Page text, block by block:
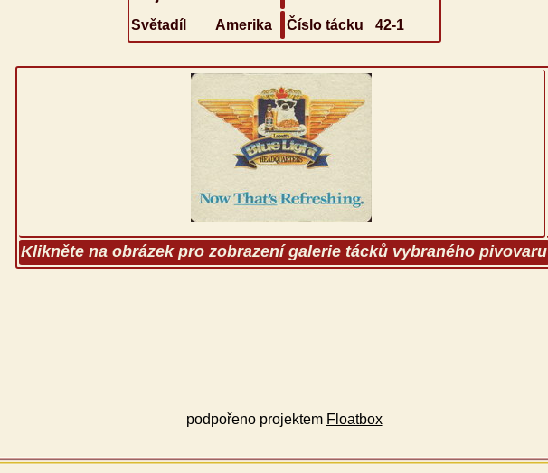
Světadíl
Amerika Číslo tácku 42-1
Klikněte na obrázek pro zobrazení galerie tácků vybraného pivovaru
podpořeno projektem Floatbox